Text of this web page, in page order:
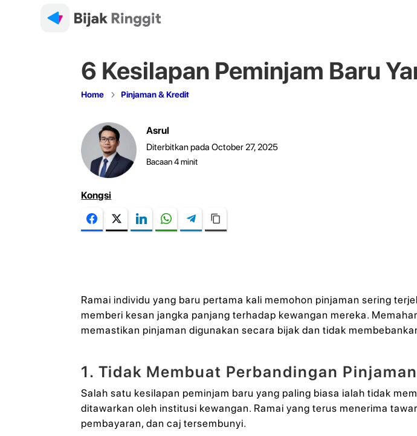
6 Kesilapan Peminjam Baru
Home 5 Pinjaman & Kredit
Asrul
Diterbitkan pada October 27, 2025
Bacaan4minit
Kongsi
FacebookTwitter LinkedIn WhatsAppTelegram
Ramai individu yang baru pertama kali memohon pinjaman sering
memberi kesan jangka panjang terhadap kewangan mereka.
memastikan pinjaman digunakan secara bijak dan tidak
1. Tidak Membuat Perbandingan Pinjaman
Salah satu kesilapan peminjam baru yang paling biasa ialah tidak
ditawarkan oleh institusi kewangan. Ramai yang terus menerima
pembayaran, dan caj tersembunyi.